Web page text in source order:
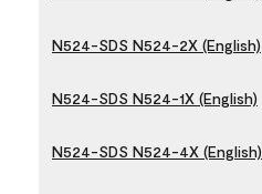
N524-SDS N524-2X (English)
N524-SDS N524-1X (English)
N524-SDS N524-4X (English)